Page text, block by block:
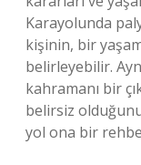
Karayolunda
kişinin, bir
belirleyebilir.
kahramanı bir
belirsiz
yol ona bir